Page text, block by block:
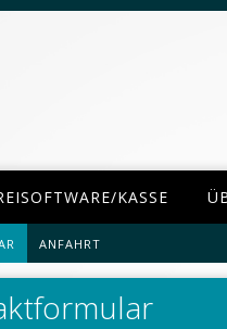
KASSE
ANFAHRT